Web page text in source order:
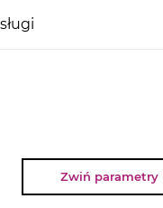
Zwiń parametry